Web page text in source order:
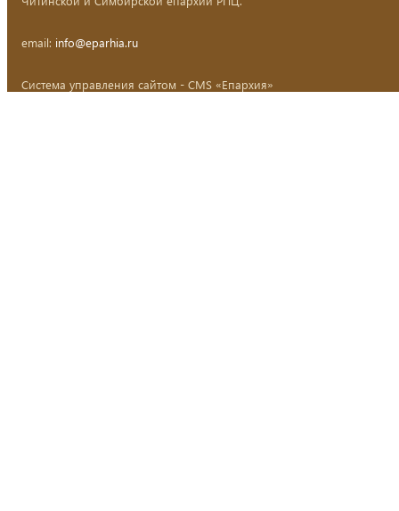
email: info@eparhia.ru
Система управления сайтом - CMS «Епархия»